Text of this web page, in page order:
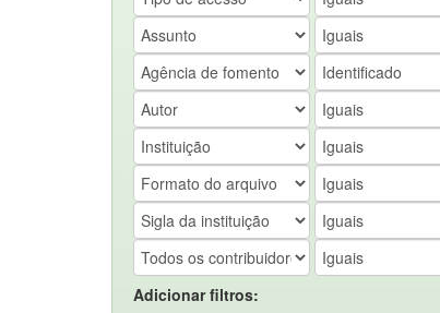
Adicionar filtros: